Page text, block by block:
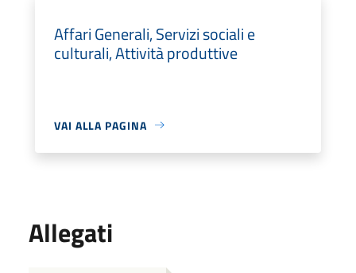
Affari Generali, Servizi sociali e
culturali, Attività produttive
VAI ALLA PAGINA
Allegati